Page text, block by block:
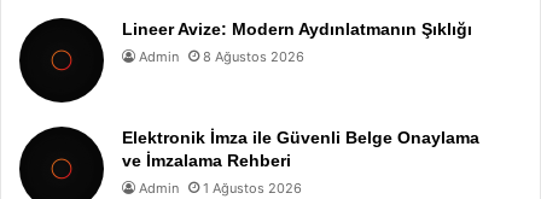
Lineer Avize: Modern Aydınlatmanın Şıklığı
Admin 8 Ağustos 2026
Elektronik İmza ile Güvenli Belge Onaylama
ve İmzalama Rehberi
Admin 1 Ağustos 2026